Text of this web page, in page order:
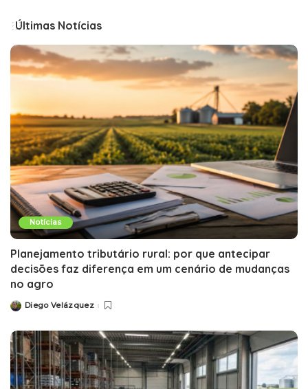
Últimas Notícias
Notícias
Planejamento tributário rural: por que antecipar
decisões faz diferença em um cenário de mudanças
no agro
Diego Velázquez